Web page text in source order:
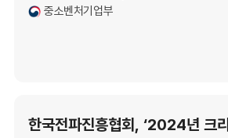
중소벤처기업부
한국전파진흥협회, ‘2024년 크